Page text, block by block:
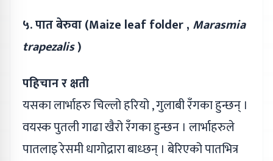
५. पात बेरुवा (Maize leaf folder , Marasmia
trapezalis)
पहिचान र क्षती
यसका लार्भाहरु चिल्लो हरियो , गुलाबी रँगका हुन्छन् ।
वयस्क पुतली गाढा खैरो रँगका हुन्छन । लार्भाहरुले
पातलाइ रेसमी धागोद्रारा बाध्छन् । बेरिएको पातभित्र